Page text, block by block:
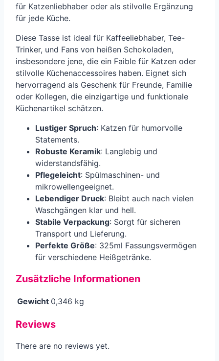
für Katzenliebhaber oder als stilvolle Ergänzung
für jede Küche.
Diese Tasse ist ideal für Kaffeeliebhaber, Tee-
Trinker, und Fans von heißen Schokoladen,
insbesondere jene, die ein Faible für Katzen oder
stilvolle Küchenaccessoires haben. Eignet sich
hervorragend als Geschenk für Freunde, Familie
oder Kollegen, die einzigartige und funktionale
Küchenartikel schätzen.
Lustiger Spruch: Katzen für humorvolle
Statements.
Robuste Keramik: Langlebig und
widerstandsfähig.
Pflegeleicht: Spülmaschinen- und
mikrowellengeeignet.
Lebendiger Druck: Bleibt auch nach vielen
Waschgängen klar und hell.
Stabile Verpackung: Sorgt für sicheren
Transport und Lieferung.
Perfekte Größe: 325ml Fassungsvermögen
für verschiedene Heißgetränke.
Zusätzliche Informationen
Gewicht 0,346 kg
Reviews
There are no reviews yet.